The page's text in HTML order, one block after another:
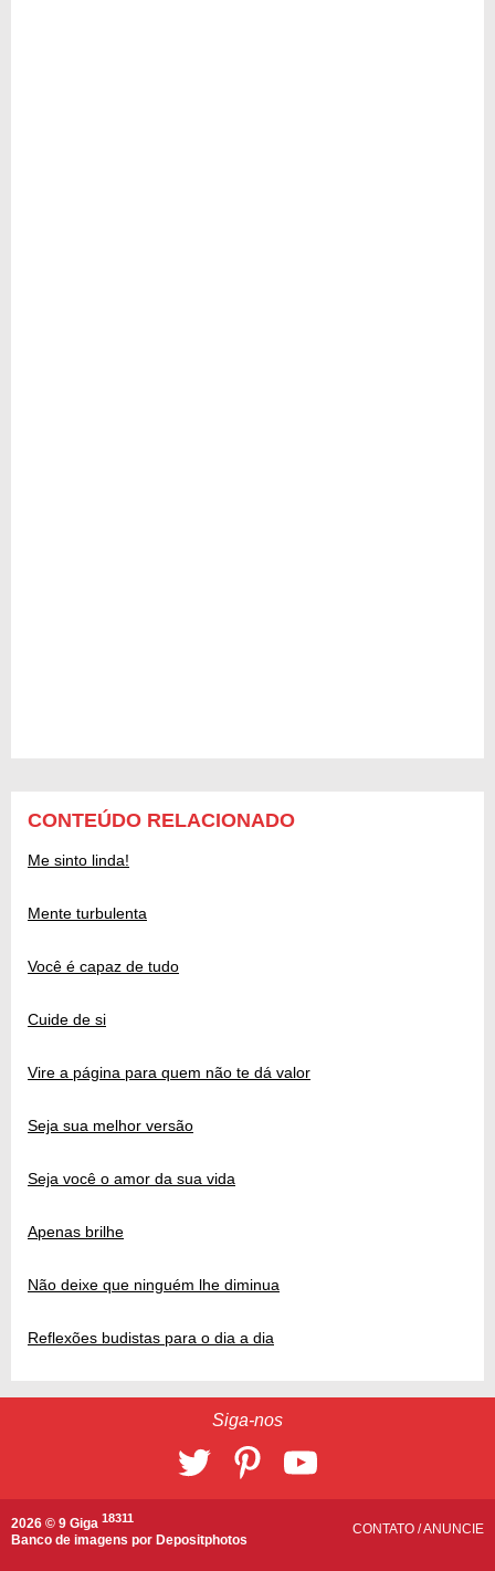
CONTEÚDO RELACIONADO
Me sinto linda!
Mente turbulenta
Você é capaz de tudo
Cuide de si
Vire a página para quem não te dá valor
Seja sua melhor versão
Seja você o amor da sua vida
Apenas brilhe
Não deixe que ninguém lhe diminua
Reflexões budistas para o dia a dia
Siga-nos
2026 © 9 Giga 18311
Banco de imagens por Depositphotos
CONTATO /ANUNCIE